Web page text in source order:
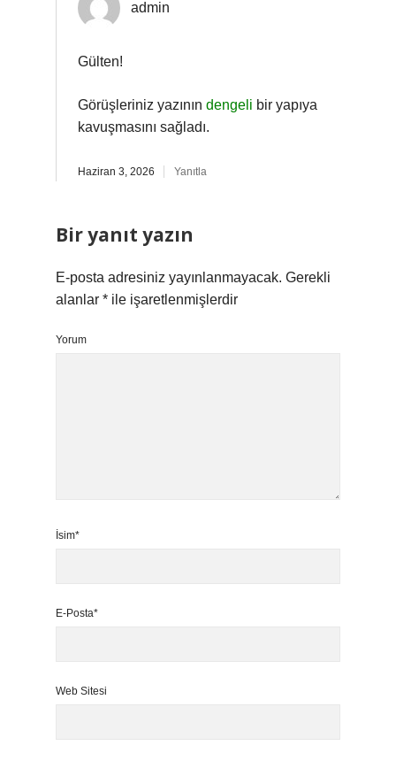
admin
Gülten!
Görüşleriniz yazının dengeli bir yapıya
kavuşmasını sağladı.
Haziran 3, 2026 Yanıtla
Bir yanıt yazın
E-posta adresiniz yayınlanmayacak. Gerekli
alanlar * ile işaretlenmişlerdir
Yorum
İsim*
E-Posta*
Web Sitesi